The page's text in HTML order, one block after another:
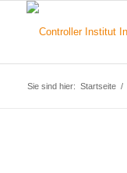
Sie sind hier: Startseite /